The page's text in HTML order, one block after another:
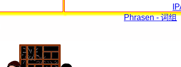
Phrasen - 词组